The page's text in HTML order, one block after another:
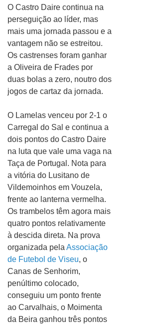
O Castro Daire continua na
perseguição ao líder, mas
mais uma jornada passou e a
vantagem não se estreitou.
Os castrenses foram ganhar
a Oliveira de Frades por
duas bolas a zero, noutro dos
jogos de cartaz da jornada.
O Lamelas venceu por 2-1 o
Carregal do Sal e continua a
dois pontos do Castro Daire
na luta que vale uma vaga na
Taça de Portugal. Nota para
a vitória do Lusitano de
Vildemoinhos em Vouzela,
frente ao lanterna vermelha.
Os trambelos têm agora mais
quatro pontos relativamente
à descida direta. Na prova
organizada pela Associação
de Futebol de Viseu, o
Canas de Senhorim,
penúltimo colocado,
conseguiu um ponto frente
ao Carvalhais, o Moimenta
da Beira ganhou três pontos